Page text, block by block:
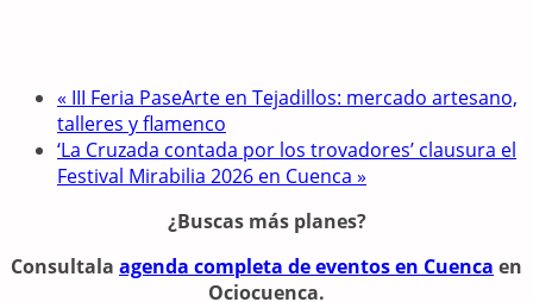
« III Feria PaseArte en Tejadillos: mercado artesano,
talleres y flamenco
‘La Cruzada contada por los trovadores’ clausura el
Festival Mirabilia 2026 en Cuenca »
¿Buscas más planes?
Consultala agenda completa de eventos en Cuenca en
Ociocuenca.